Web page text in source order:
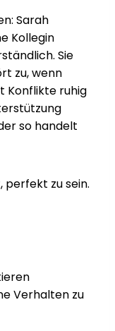
Sarah
Kollegin
Sie
zu, wenn
Konflikte ruhig
so handelt
perfekt zu sein.
Verhalten zu